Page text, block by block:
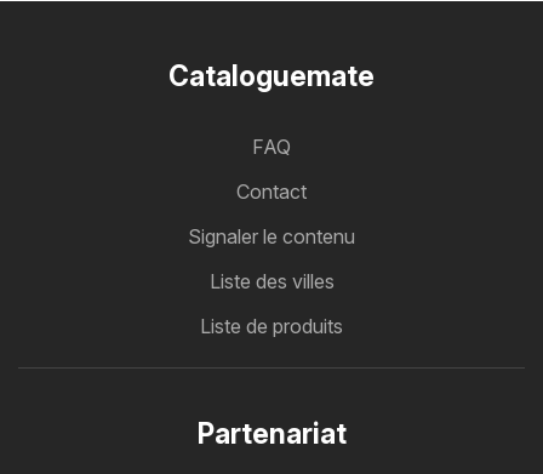
Cataloguemate
FAQ
Contact
Signaler le contenu
Liste des villes
Liste de produits
Partenariat